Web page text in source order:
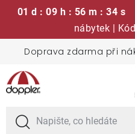
01 d : 09 h : 56 m : 33 s
nábytek |
obsah
Doprava zdarma při
Sedací soupravy
Slunečníky
Křesla a židle